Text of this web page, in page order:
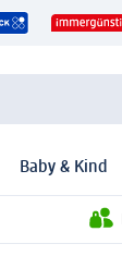
Baby & Kind